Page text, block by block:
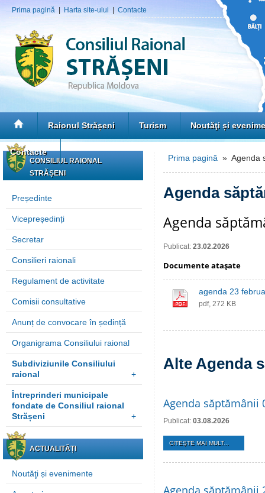
Prima pagină Harta site-ului Contacte
Raionul Strășeni Turism Noutăţi și
Contacte
CONSILIUL RAIONAL
STRĂȘENI
Președinte
Vicepreședinți
Secretar
Consilieri raionali
Regulament de activitate
Comisii consultative
Anunț de convocare în ședință
Organigrama Consiliului raional
Subdiviziunile Consiliului
raional
+
Întreprinderi municipale
fondate de Consiliul raional
Strășeni
+
ACTUALITĂȚI
Noutăţi și evenimente
Prima pagină » Agenda
Agenda
Agenda
Publicat: 23.02.2026
Documente ataşate
agenda 23
pdf, 272 KB
Alte Agenda
Agenda săptămânii
Publicat: 03.08.2026
CITEŞTE MAI MULT...
Agenda săptămânii